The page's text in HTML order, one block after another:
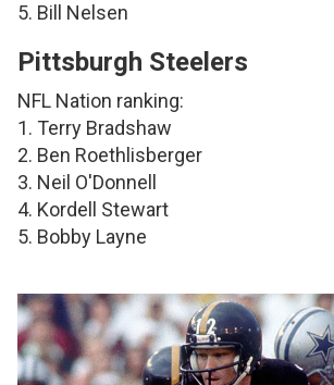
5. Bill Nelsen
Pittsburgh Steelers
NFL Nation ranking:
1. Terry Bradshaw
2. Ben Roethlisberger
3. Neil O'Donnell
4. Kordell Stewart
5. Bobby Layne